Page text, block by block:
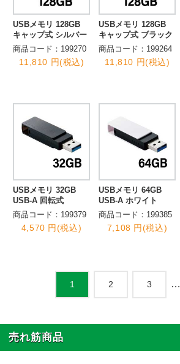
USBメモリ 128GB
キャップ式 シルバー
商品コード：199270
11,810 円(税込)
USBメモリ 128GB
キャップ式 ブラック
商品コード：199264
11,810 円(税込)
USBメモリ 32GB
USB-A 回転式
商品コード：199379
4,570 円(税込)
USBメモリ 64GB
USB-A ホワイト
商品コード：199385
7,108 円(税込)
1 2 3 …
売れ筋商品